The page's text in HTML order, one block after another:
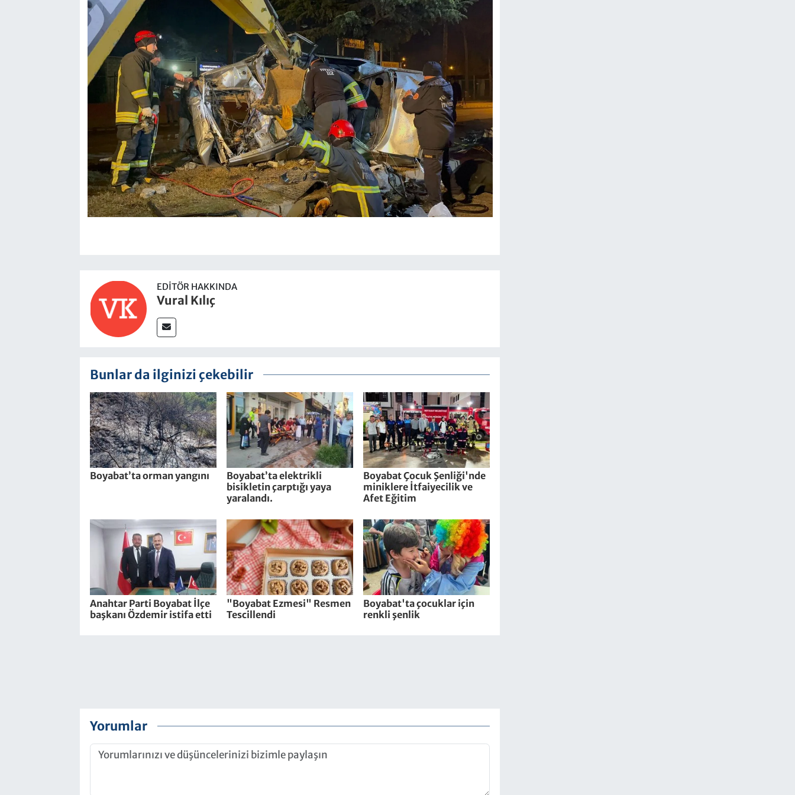
EDITÖR HAKKINDA
Vural Kılıç
Bunlar da ilginizi çekebilir
Boyabat’ta orman yangını
Boyabat’ta elektrikli
bisikletin çarptığı yaya
yaralandı.
Boyabat Çocuk Şenliği'nde
miniklere İtfaiyecilik ve
Afet Eğitim
Anahtar Parti Boyabat İlçe
başkanı Özdemir istifa etti
"Boyabat Ezmesi" Resmen
Tescillendi
Boyabat'ta çocuklar için
renkli şenlik
Yorumlar